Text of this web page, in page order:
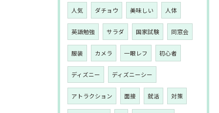
人気 ダチョウ 美味しい 人体
英語勉強 サラダ 国家試験 同窓会
服装 カメラ 一眼レフ 初心者
ディズニー ディズニーシー
アトラクション 面接 就活 対策